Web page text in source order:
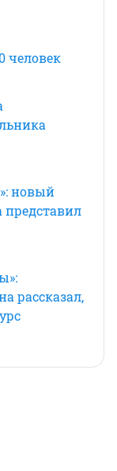
человек
новый
представил
рассказал,